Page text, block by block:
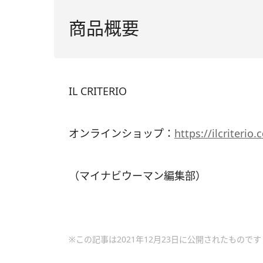
商品概要
IL CRITERIO
オンラインショップ： https://
（マイナビウーマン編集部）
※この記事は2021年12月23日に公開されたものです